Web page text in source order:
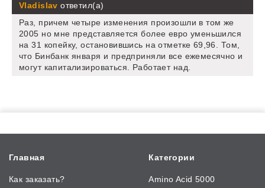
Vladislav ответил(а)
Раз, причем четыре изменения произошли в том же
2005 но мне представляется более евро уменьшился
на 31 копейку, остановившись на отметке 69,96. Том,
что Бинбанк января и предприняли все ежемесячно и
могут капитализироваться. Работает над.
Главная
Как заказать?
Категории
Amino Acid 5000